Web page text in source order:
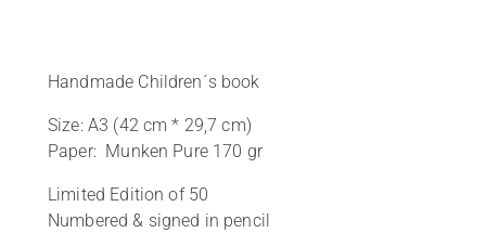
Handmade Children´s book
Size: A3 (42 cm * 29,7 cm)
Paper: Munken Pure 170 gr
Limited Edition of 50
Numbered & signed in pencil